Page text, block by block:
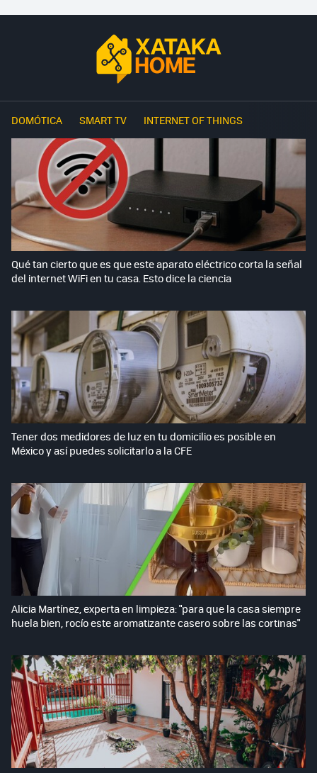
DOMÓTICA SMART TV INTERNET OF THINGS
Qué tan cierto que es que este aparato eléctrico corta la señal
del internet WiFi en tu casa. Esto dice la ciencia
Tener dos medidores de luz en tu domicilio es posible en
México y así puedes solicitarlo a la CFE
Alicia Martínez, experta en limpieza: "para que la casa siempre
huela bien, rocío este aromatizante casero sobre las cortinas"